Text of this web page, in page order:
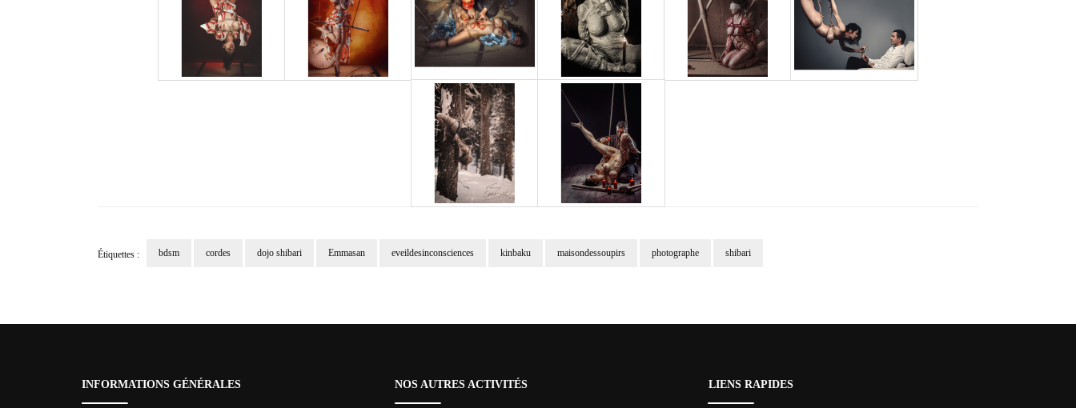
Étiquettes : bdsm cordes dojo shibari Emmasan eveildesinconsciences kinbaku maisondessoupirs photographe shibari
INFORMATIONS GÉNÉRALES NOS AUTRES ACTIVITÉS LIENS RAPIDES